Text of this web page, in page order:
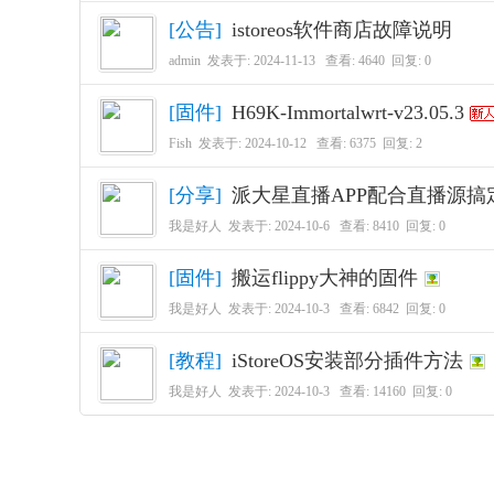
[公告] istoreos软件商店故障说明
admin 发表于: 2024-11-13 查看: 4640 回复: 0
[固件] H69K-Immortalwrt-v23.05.3
Fish 发表于: 2024-10-12 查看: 6375 回复: 2
[分享] 派大星直播APP配合直播源搞
我是好人 发表于: 2024-10-6 查看: 8410 回复: 0
[固件] 搬运flippy大神的固件
我是好人 发表于: 2024-10-3 查看: 6842 回复: 0
[教程] iStoreOS安装部分插件方法
我是好人 发表于: 2024-10-3 查看: 14160 回复: 0